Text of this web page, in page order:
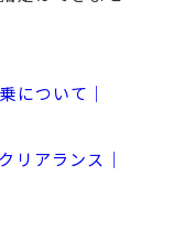
について｜
リアランス｜